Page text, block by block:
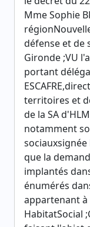
Mme Sophie
défense et de
Gironde ;VU
portant
territoires et
de la SA
notamment
sociauxsignée
que la
implantés
énumérés
appartenant à
HabitatSocial